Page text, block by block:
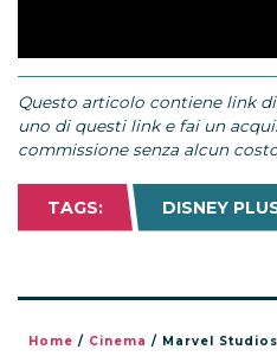
Questo articolo contiene link
uno di questi link e fai un
commissione senza alcun
TAGS: DISNEY
Home / Cinema / Marvel